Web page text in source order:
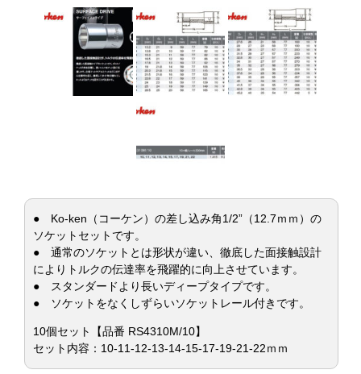
● Ko-ken（コーケン）の差し込み角1/2”（12.7ｍｍ）の
ソケットセットです。
● 通常のソケットとは形状が違い、徹底した面接触設計
によりトルクの伝達率を飛躍的に向上させています。
● スタンダードより長いディープタイプです。
● ソケットをなくしずらいソケットレール付きです。
10個セット【品番 RS4310M/10】
セット内容：10-11-12-13-14-15-17-19-21-22ｍｍ